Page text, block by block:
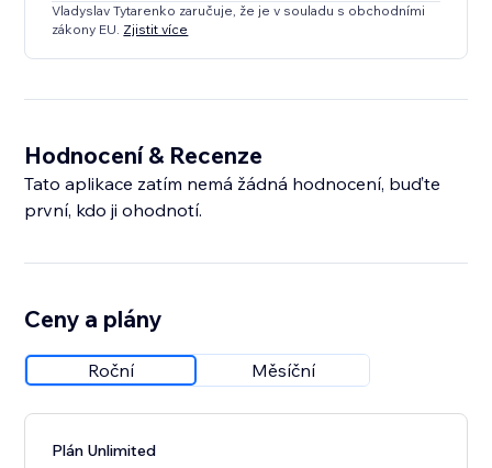
Vladyslav Tytarenko zaručuje, že je v souladu s obchodními
zákony EU. Zjistit více
Hodnocení & Recenze
Tato aplikace zatím nemá žádná hodnocení, buďte
první, kdo ji ohodnotí.
Ceny a plány
Roční Měsíční
Plán Unlimited